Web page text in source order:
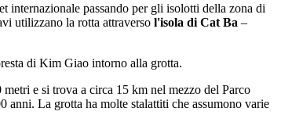
internazionale passando per gli isolotti della zona di
utilizzano la rotta attraverso l'isola di Cat Ba –
di Kim Giao intorno alla grotta.
e si trova a circa 15 km nel mezzo del Parco
anni. La grotta ha molte stalattiti che assumono varie